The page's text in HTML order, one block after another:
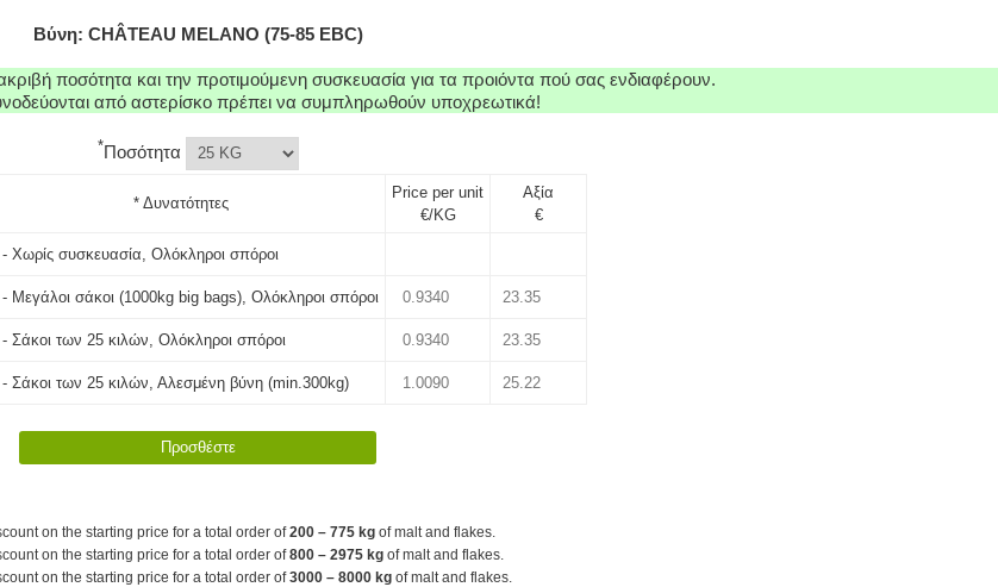
Βύνη: CHÂTEAU MELANO (75-85 EBC)
ποσότητα και την προτιμούμενη συσκευασία για τα προιόντα πού σας ενδιαφέρουν.
από αστερίσκο πρέπει να συμπληρωθούν υποχρεωτικά!
*Ποσότητα
* Δυνατότητες
Price per unit
€/KG
Αξία
€
- Χωρίς συσκευασία, Ολόκληροι σπόροι
- Μεγάλοι σάκοι (1000kg big bags), Ολόκληροι σπόροι
- Σάκοι των 25 κιλών, Ολόκληροι σπόροι
- Σάκοι των 25 κιλών, Αλεσμένη βύνη (min.300kg)
on the starting price for a total order of200 – 775 kg of malt and flakes.
on the starting price for a total order of800 – 2975 kg of malt and flakes.
on the starting price for a total order of3000 – 8000 kg of malt and flakes.